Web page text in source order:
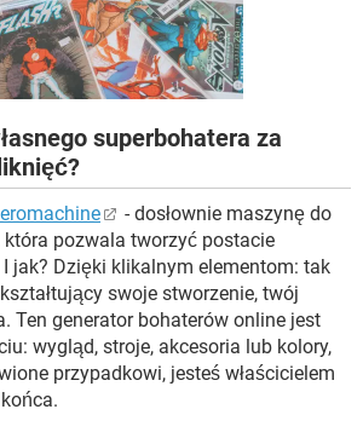
superbohatera za
- dosłownie maszynę do
która pozwala tworzyć postacie
jak? Dzięki klikalnym elementom: tak
swoje stworzenie, twój
Ten generator bohaterów online jest
wygląd, stroje, akcesoria lub kolory,
przypadkowi, jesteś właścicielem